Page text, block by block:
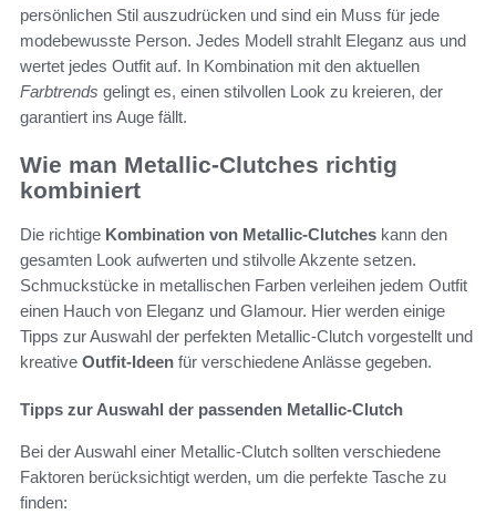
persönlichen Stil auszudrücken und sind ein Muss für jede
modebewusste Person. Jedes Modell strahlt Eleganz aus und
wertet jedes Outfit auf. In Kombination mit den aktuellen
Farbtrends gelingt es, einen stilvollen Look zu kreieren, der
garantiert ins Auge fällt.
Wie man Metallic-Clutches richtig
kombiniert
Die richtige Kombination von Metallic-Clutches kann den
gesamten Look aufwerten und stilvolle Akzente setzen.
Schmuckstücke in metallischen Farben verleihen jedem Outfit
einen Hauch von Eleganz und Glamour. Hier werden einige
Tipps zur Auswahl der perfekten Metallic-Clutch vorgestellt und
kreative Outfit-Ideen für verschiedene Anlässe gegeben.
Tipps zur Auswahl der passenden Metallic-Clutch
Bei der Auswahl einer Metallic-Clutch sollten verschiedene
Faktoren berücksichtigt werden, um die perfekte Tasche zu
finden: